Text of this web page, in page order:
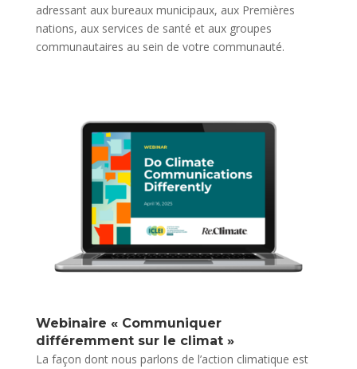
adressant aux bureaux municipaux, aux Premières
nations, aux services de santé et aux groupes
communautaires au sein de votre communauté.
Webinaire « Communiquer
différemment sur le climat »
La façon dont nous parlons de l’action climatique est